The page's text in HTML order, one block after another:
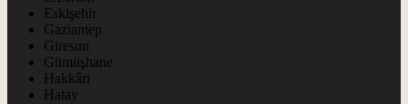
Eskişehir
Gaziantep
Giresun
Gümüşhane
Hakkâri
Hatay